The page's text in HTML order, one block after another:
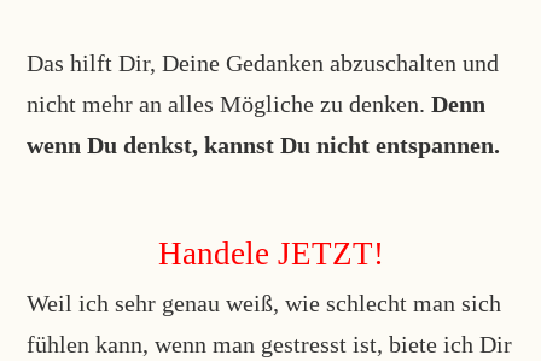
Das hilft Dir, Deine Gedanken abzuschalten und
nicht mehr an alles Mögliche zu denken.Denn
wenn Du denkst, kannst Du nicht entspannen.
Handele JETZT!
Weil ich sehr genau weiß, wie schlecht man sich
fühlen kann, wenn man gestresst ist, biete ich Dir